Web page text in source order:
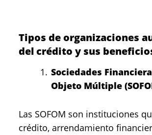
Tipos de organizaciones
del crédito y sus
Sociedades
Objeto Múltiple
Las SOFOM son instituciones
crédito, arrendamiento